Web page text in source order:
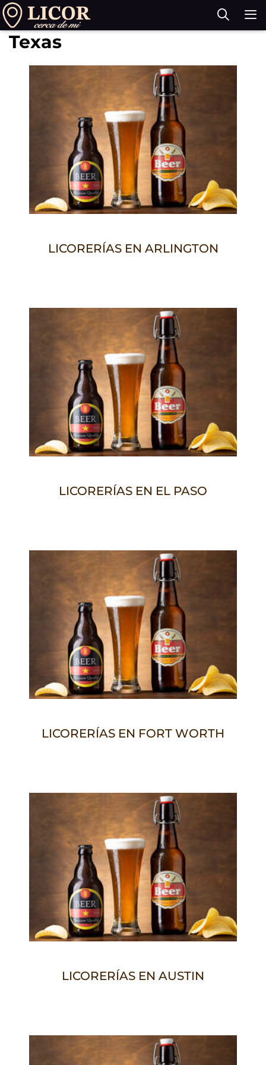
Saltar
al
contenido
Texas
LICORERÍAS EN ARLINGTON
LICORERÍAS EN EL PASO
LICORERÍAS EN FORT WORTH
LICORERÍAS EN AUSTIN